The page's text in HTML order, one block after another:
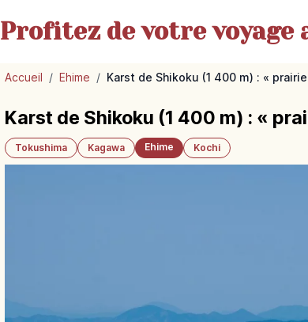
Profitez de votrevoyage
Accueil / Ehime / Karst de Shikoku (1 400 m) : «
Karst de Shikoku (1 400 m) : «
Tokushima Kagawa Ehime Kochi